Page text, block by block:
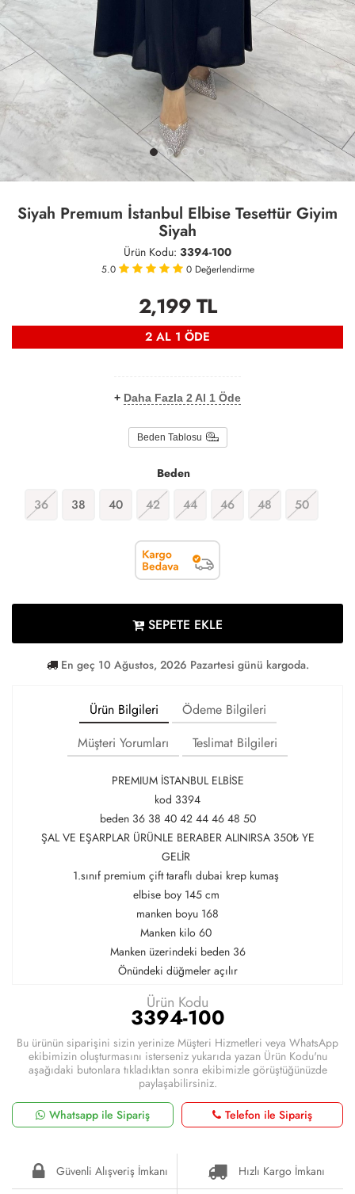
Siyah Premıum İstanbul Elbise Tesettür Giyim
Siyah
Ürün Kodu: 3394-100
5.0 0 Değerlendirme
2,199TL
2 AL 1 ÖDE
+ Daha Fazla 2 Al 1 Öde
Beden Tablosu
Beden
36 38 40 42 44 46 48 50
SEPETE EKLE
En geç 10 Ağustos, 2026 Pazartesi günü kargoda.
Ürün Bilgileri
Ödeme Bilgileri
Müşteri Yorumları
Teslimat Bilgileri
PREMIUM İSTANBUL ELBİSE
kod 3394
beden 36 38 40 42 44 46 48 50
ŞAL VE EŞARPLAR ÜRÜNLE BERABER ALINIRSA 350₺ YE
GELİR
1.sınıf premium çift taraflı dubai krep kumaş
elbise boy 145 cm
manken boyu 168
Manken kilo 60
Manken üzerindeki beden 36
Önündeki düğmeler açılır
Ürün Kodu
3394-100
Bu ürünün siparişini sizin yerinize Müşteri Hizmetleri veya WhatsApp
ekibimizin oluşturmasını isterseniz yukarıda yazan Ürün Kodu'nu
aşağıdaki butonlara tıkladıktan sonra ekibimizle görüştüğünüzde
paylaşabilirsiniz.
Whatsapp ile Sipariş
Telefon ile Sipariş
Güvenli Alışveriş İmkanı
Hızlı Kargo İmkanı